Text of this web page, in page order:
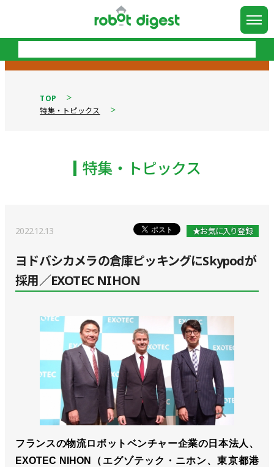
TOP
特集・トピックス
特集・トピックス
2022.12.13 ★お気に入り登録
ヨドバシカメラの倉庫ピッキングにSkypodが
採用／EXOTEC NIHON
フランスの物流ロボットベンチャー企業の日本法人、
EXOTEC NIHON（エグゾテック・ニホン、東京都港